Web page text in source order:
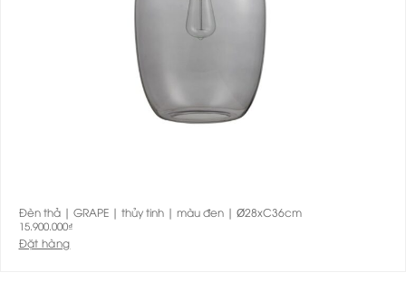
Đèn thả | GRAPE | thủy tinh | màu đen | Ø28xC36cm
15.900.000₫
Đặt hàng